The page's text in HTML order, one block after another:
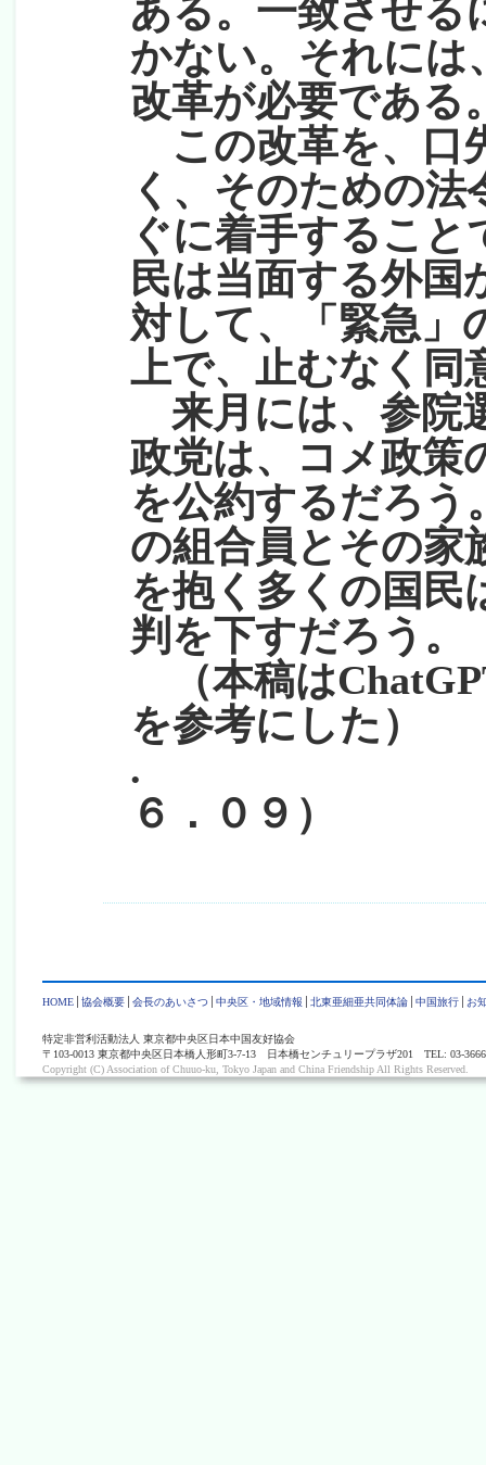
ある。一致させる
かない。それには
改革が必要である
この改革を、口
く、そのための
ぐに着手するこ
民は当面する外国
対して、「緊急」
上で、止むなく同
来月には、参院
政党は、コメ政策
を公約するだろう
の組合員とその家
を抱く多くの国民
判を下すだろう。
（本稿は
を参考にした）
. （２
６．０９）
HOME 協会概要 会長のあいさつ 中央区・地域情報 北東亜細亜共同体論 中国旅行 お
特定非営利活動法人 東京都中央区日本中国友好協会
〒103-0013 東京都中央区日本橋人形町3-7-13 日本橋センチュリープラザ201 TEL: 03-
Copyright (C) Association of Chuuo-ku, Tokyo Japan and China Friendship All Rights Reserved.